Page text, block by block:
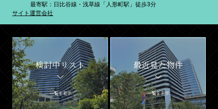
最寄駅：日比谷線・浅草線「人形町駅」徒歩3分
サイト運営会社
検討中リスト
一覧を表示
最近見た物件
一覧を表示